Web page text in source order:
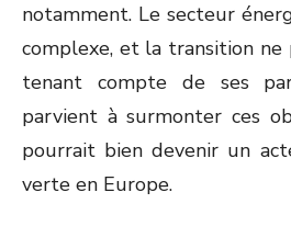
notamment. Le secteur
complexe, et la transition ne
tenant compte de ses
parvient à surmonter ces
pourrait bien devenir un
verte en Europe.